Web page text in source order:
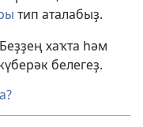
тип аталабыҙ.
хаҡта һәм
белегеҙ.